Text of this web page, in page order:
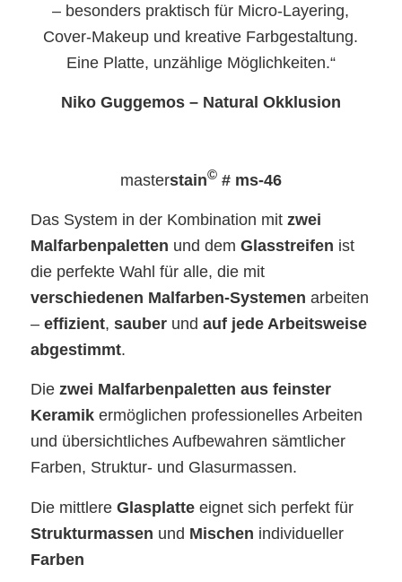
– besonders praktisch für Micro-Layering,
Cover-Makeup und kreative Farbgestaltung.
Eine Platte, unzählige Möglichkeiten.“
Niko Guggemos – Natural Okklusion
masterstain©# ms-46
Das System in der Kombination mit zwei
Malfarbenpaletten und dem Glasstreifen ist
die perfekte Wahl für alle, die mit
verschiedenen Malfarben-Systemen arbeiten
– effizient, sauberund auf jede Arbeitsweise
abgestimmt.
Die zwei Malfarbenpaletten aus feinster
Keramikermöglichen professionelles Arbeiten
und übersichtliches Aufbewahren sämtlicher
Farben, Struktur- und Glasurmassen.
Die mittlere Glasplatteeignet sich perfekt für
Strukturmassen und Mischen individueller
Farben